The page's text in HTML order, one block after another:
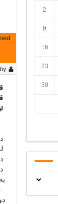
by
2
9
16
23
30